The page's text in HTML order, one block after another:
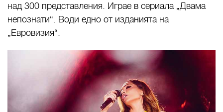
над 300 представления. Играе в сериала „Двама
непознати“. Води едно от изданията на
„Евровизия“.